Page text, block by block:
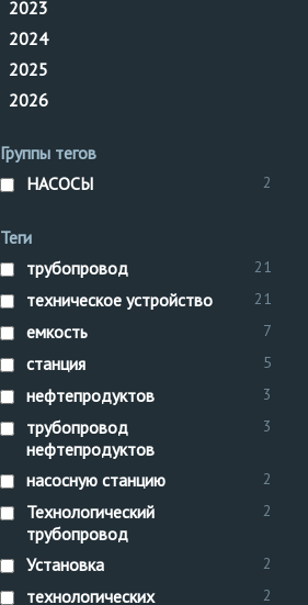
технологический трубопровод
Площадка
техническое устройство
Технологический трубопровод
рег. №
трубопровод
трубопровод
2023
2024
2025
2026
Группы тегов
НАСОСЫ
2
Теги
трубопровод
21
техническое устройство 21
емкость 7
станция 5
нефтепродуктов 3
трубопровод
нефтепродуктов
3
насосную станцию 2
Технологический
трубопровод
2
Установка 2
технологических
2